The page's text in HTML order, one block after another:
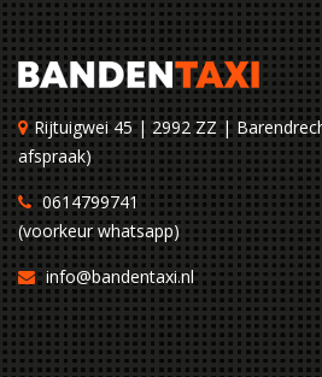
Rijtuigwei 45 | 2992 ZZ |
afspraak)
0614799741
(voorkeur whatsapp)
info@bandentaxi.nl